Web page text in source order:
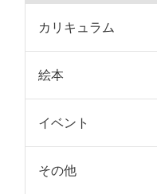
カリキュラム
絵本
イベント
その他